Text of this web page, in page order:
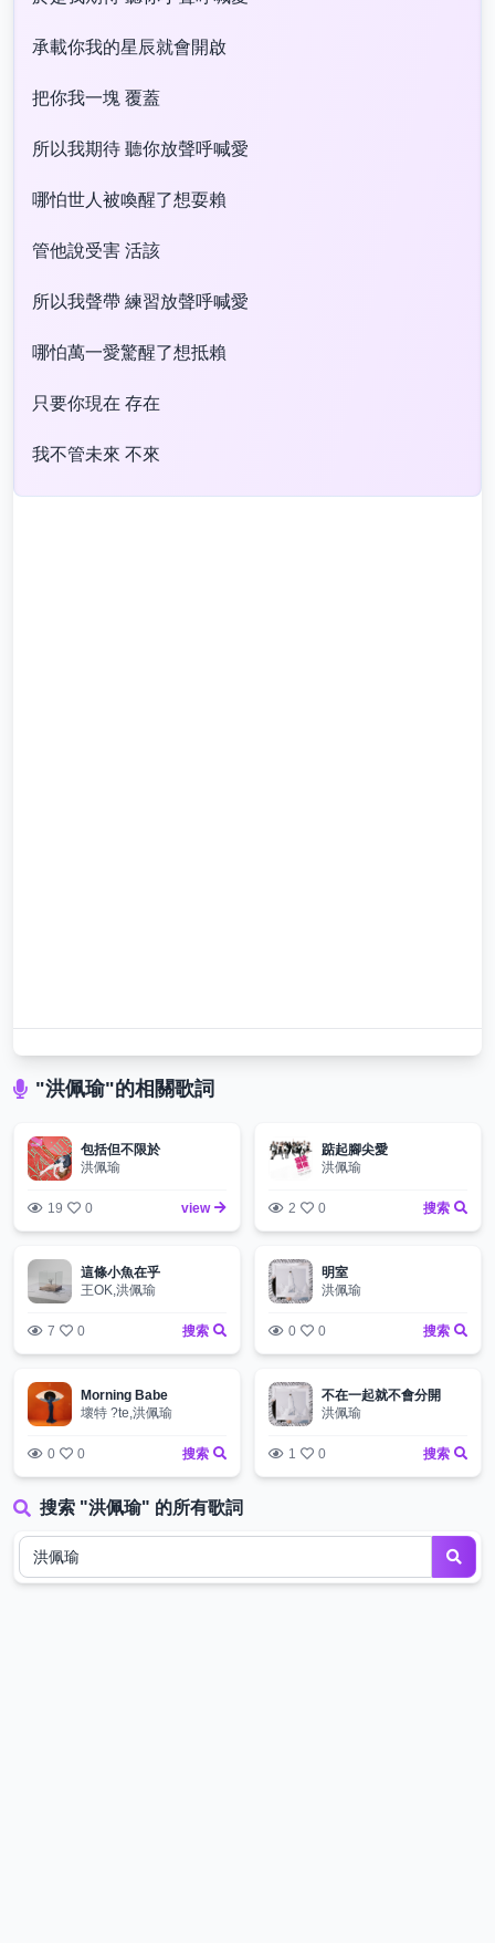
承載你我的星辰就會開啟
把你我一塊 覆蓋
所以我期待 聽你放聲呼喊愛
哪怕世人被喚醒了想耍賴
管他說受害 活該
所以我聲帶 練習放聲呼喊愛
哪怕萬一愛驚醒了想抵賴
只要你現在 存在
我不管未來 不來
"洪佩瑜"的相關歌詞
包括但不限於
洪佩瑜
19 0 view
踮起腳尖愛
洪佩瑜
2 0 搜索
這條小魚在乎
王OK,洪佩瑜
7 0 搜索
明室
洪佩瑜
0 0 搜索
Morning Babe
壞特 ?te,洪佩瑜
0 0 搜索
不在一起就不會分開
洪佩瑜
1 0 搜索
搜索 "洪佩瑜" 的所有歌詞